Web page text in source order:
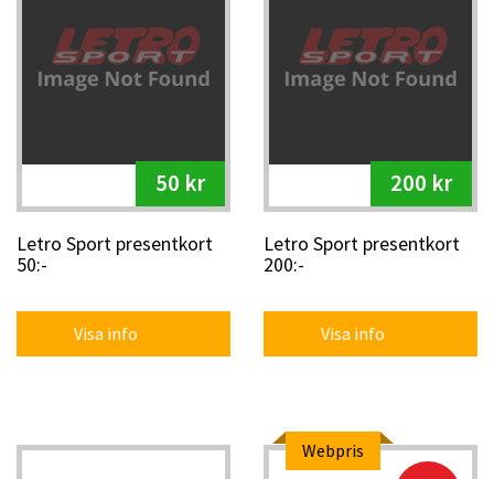
50 kr
Letro Sport presentkort
50:-
Visa info
200 kr
Letro Sport presentkort
200:-
Visa info
Webpris